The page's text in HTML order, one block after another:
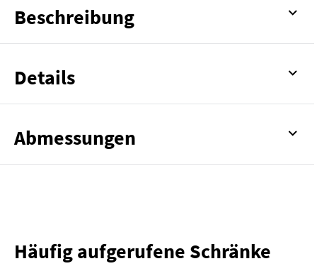
Beschreibung
Details
Abmessungen
Häufig aufgerufene Schränke